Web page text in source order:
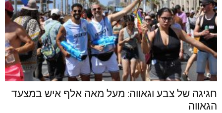
חגיגה של צבע וגאווה: מעל מאה אלף איש במצעד
הגאווה